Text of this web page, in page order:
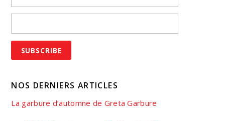
NOS DERNIERS ARTICLES
La garbure d’automne de Greta Garbure